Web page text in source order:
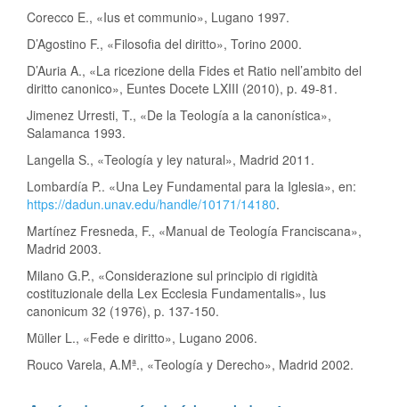
Corecco E., «Ius et communio», Lugano 1997.
D’Agostino F., «Filosofia del diritto», Torino 2000.
D’Auria A., «La ricezione della Fides et Ratio nell’ambito del
diritto canonico», Euntes Docete LXIII (2010), p. 49-81.
Jimenez Urresti, T., «De la Teología a la canonística»,
Salamanca 1993.
Langella S., «Teología y ley natural», Madrid 2011.
Lombardía P.. «Una Ley Fundamental para la Iglesia», en:
https://dadun.unav.edu/handle/10171/14180.
Martínez Fresneda, F., «Manual de Teología Franciscana»,
Madrid 2003.
Milano G.P., «Considerazione sul principio di rigidità
costituzionale della Lex Ecclesia Fundamentalis», Ius
canonicum 32 (1976), p. 137-150.
Müller L., «Fede e diritto», Lugano 2006.
Rouco Varela, A.Mª., «Teología y Derecho», Madrid 2002.